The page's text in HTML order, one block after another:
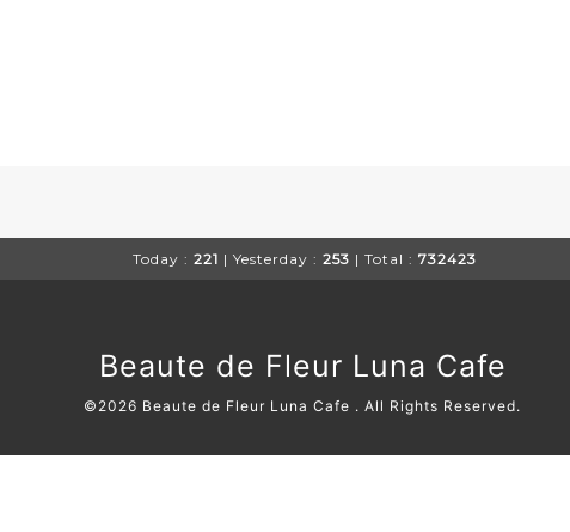
Today : 221 | Yesterday : 253 | Total : 732423
Beaute de Fleur Luna Cafe
©2026 Beaute de Fleur Luna Cafe . All Rights Reserved.